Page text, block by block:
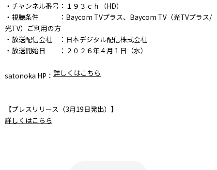
・チャンネル番号：１９３ｃｈ（HD）
・視聴条件 ：Baycom TVプラス、Baycom TV（光TVプラス/
光TV）ご利用の方
・放送配信会社 ：日本デジタル配信株式会社
・放送開始日 ：２０２６年４月１日（水）
satonoka HP： 詳しくはこちら
【プレスリリース（3月19日発出）】
詳しくはこちら